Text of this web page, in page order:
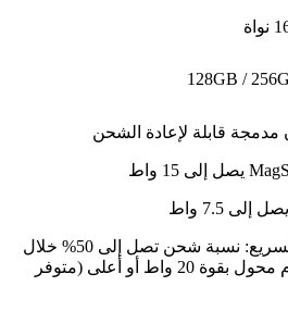
128GB /
مدمجة قابلة لإعادة الشحن
إمكانات الشحن السريع: نسبة شحن تصل إلى 50% خلال
30 دقيقة باستخدام محول بقوة 20 واط أو أعلى (متوفر